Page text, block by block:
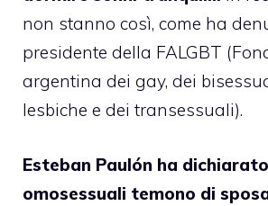
non stanno così, come ha
presidente della FALGBT
argentina dei gay, dei
lesbiche e dei transessuali).
Esteban Paulón ha
omosessuali temono di